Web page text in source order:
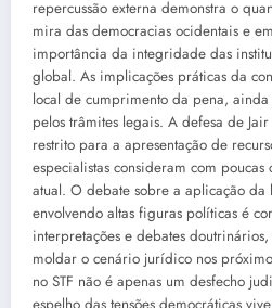
repercussão externa demonstra o
mira das democracias ocidentais e
importância da integridade das
global. As implicações práticas da
local de cumprimento da pena,
pelos trâmites legais. A defesa de
restrito para a apresentação de
especialistas consideram com
atual. O debate sobre a aplicação da
envolvendo altas figuras políticas é
interpretações e debates
moldar o cenário jurídico nos
no STF não é apenas um desfecho